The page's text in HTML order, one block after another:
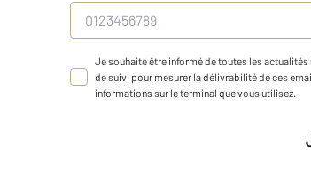
Je souhaite être informé de toutes les actualités
de suivi pour mesurer la délivrabilité de ces
informations sur le terminal que vous utilisez.